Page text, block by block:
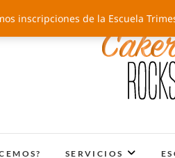
inscripciones de la Escuela
SERVICIOS